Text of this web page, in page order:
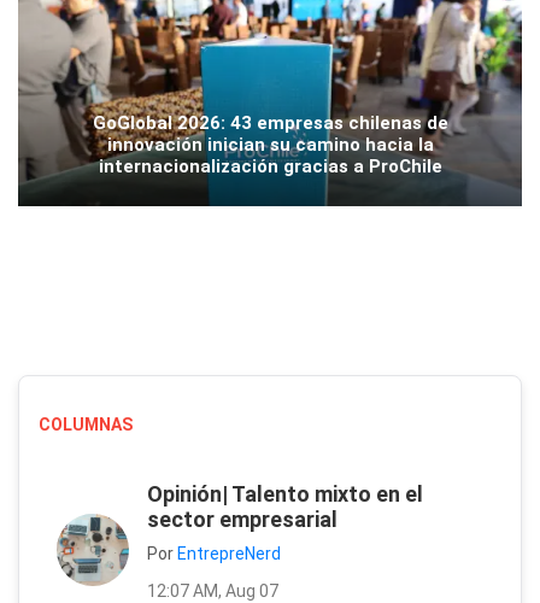
GoGlobal 2026: 43 empresas chilenas de
innovación inician su camino hacia la
internacionalización gracias a ProChile
COLUMNAS
Opinión| Talento mixto en el
sector empresarial
Por EntrepreNerd
12:07 AM, Aug 07